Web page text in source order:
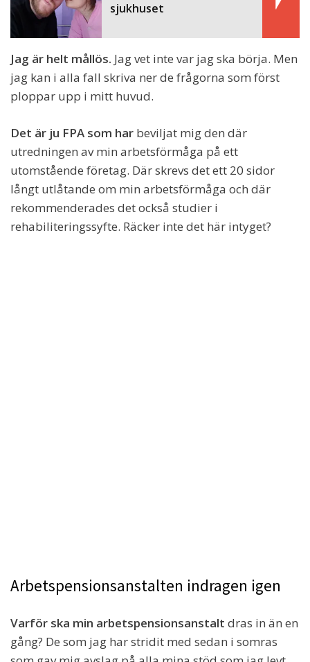
sjukhuset
Jag är helt mållös. Jag vet inte var jag ska börja. Men
jag kan i alla fall skriva ner de frågorna som först
ploppar upp i mitt huvud.
Det är ju FPA som har beviljat mig den där
utredningen av min arbetsförmåga på ett
utomstående företag. Där skrevs det ett 20 sidor
långt utlåtande om min arbetsförmåga och där
rekommenderades det också studier i
rehabiliteringssyfte. Räcker inte det här intyget?
Arbetspensionsanstalten indragen igen
Varför ska min arbetspensionsanstalt dras in än en
gång? De som jag har stridit med sedan i somras